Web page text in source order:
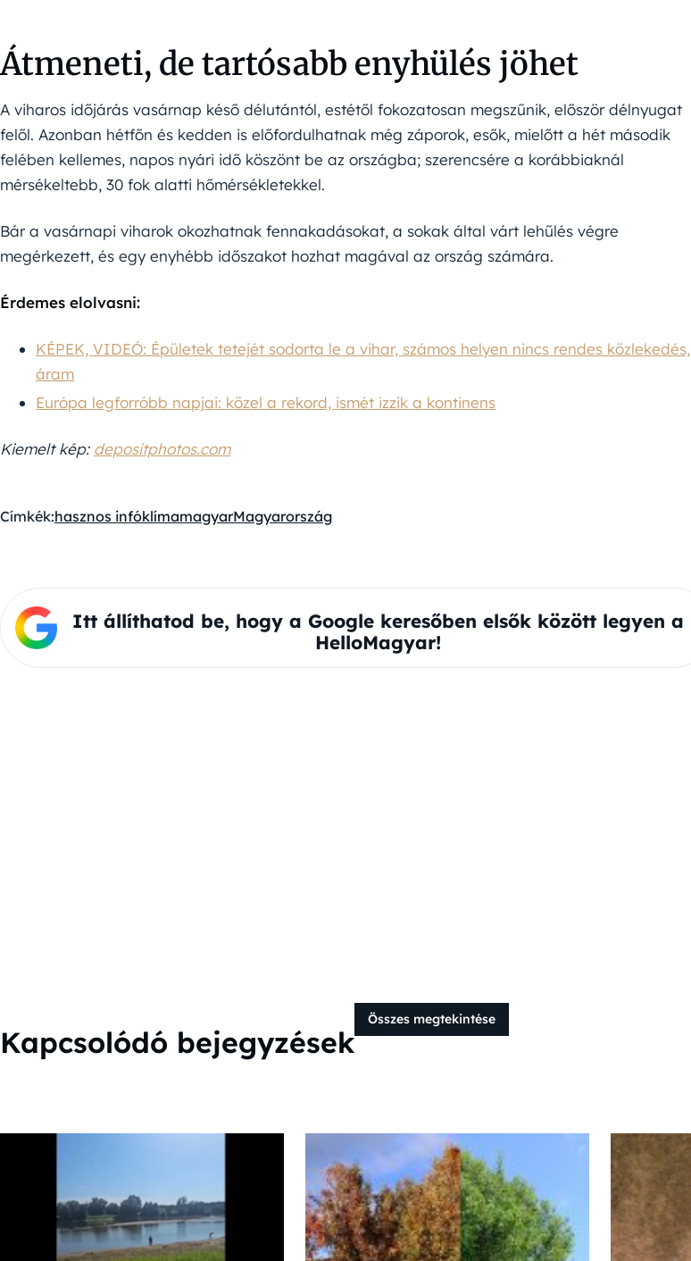
Átmeneti, de tartósabb enyhülés jöhet
A viharos időjárás vasárnap késő délutántól, estétől fokozatosan megszűnik, először délnyugat
felől. Azonban hétfőn és kedden is előfordulhatnak még záporok, esők, mielőtt a hét második
felében kellemes, napos nyári idő köszönt be az országba; szerencsére a korábbiaknál
mérsékeltebb, 30 fok alatti hőmérsékletekkel.
Bár a vasárnapi viharok okozhatnak fennakadásokat, a sokak által várt lehűlés végre
megérkezett, és egy enyhébb időszakot hozhat magával az ország számára.
Érdemes elolvasni:
KÉPEK, VIDEÓ: Épületek tetejét sodorta le a vihar, számos helyen nincs rendes közlekedés,
áram
Európa legforróbb napjai: közel a rekord, ismét izzik a kontinens
Kiemelt kép: depositphotos.com
Címkék:hasznos infóklímamagyarMagyarország
Itt állíthatod be, hogy a Google keresőben elsők között legyen a
HelloMagyar!
Kapcsolódó bejegyzések
Összes megtekintése